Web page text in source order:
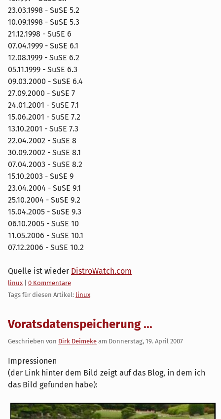
23.03.1998 - SuSE 5.2
10.09.1998 - SuSE 5.3
21.12.1998 - SuSE 6
07.04.1999 - SuSE 6.1
12.08.1999 - SuSE 6.2
05.11.1999 - SuSE 6.3
09.03.2000 - SuSE 6.4
27.09.2000 - SuSE 7
24.01.2001 - SuSE 7.1
15.06.2001 - SuSE 7.2
13.10.2001 - SuSE 7.3
22.04.2002 - SuSE 8
30.09.2002 - SuSE 8.1
07.04.2003 - SuSE 8.2
15.10.2003 - SuSE 9
23.04.2004 - SuSE 9.1
25.10.2004 - SuSE 9.2
15.04.2005 - SuSE 9.3
06.10.2005 - SuSE 10
11.05.2006 - SuSE 10.1
07.12.2006 - SuSE 10.2
Quelle ist wieder DistroWatch.com
Kategorien:
linux
0 Kommentare
Tags für diesen Artikel: linux
Voratsdatenspeicherung ...
Geschrieben von Dirk Deimeke am Donnerstag, 19. April 2007
Impressionen
(der Link hinter dem Bild zeigt auf das Blog, in dem ich
das Bild gefunden habe):